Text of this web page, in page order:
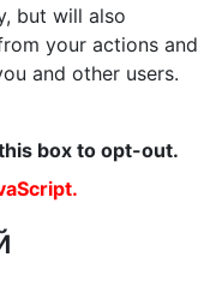
but will also
your actions and
and other users.
box to opt-out.